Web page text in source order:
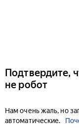
Подтвердите,
не робот
Нам очень жаль, но
автоматические.